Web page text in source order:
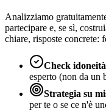
Analizziamo
partecipare e, se sì,
chiare, risposte concrete:
Check
esperto (non da un
Strategia su
per te o se ce n'è